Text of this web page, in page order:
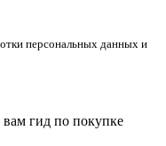
персональных данных и
гид по покупке